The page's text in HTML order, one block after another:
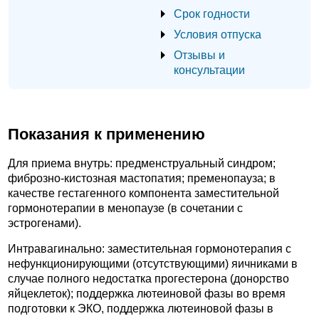
Срок годности
Условия отпуска
Отзывы и
консультации
Показания к применению
Для приема внутрь: предменструальный синдром;
фиброзно-кистозная мастопатия; пременопауза; в
качестве гестагенного компонента заместительной
гормонотерапии в менопаузе (в сочетании с
эстрогенами).
Интравагинально: заместительная гормонотерапия с
нефункционирующими (отсутствующими) яичниками в
случае полного недостатка прогестерона (донорство
яйцеклеток); поддержка лютеиновой фазы во время
подготовки к ЭКО, поддержка лютеиновой фазы в